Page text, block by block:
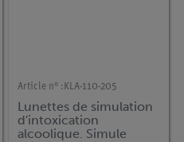
Article n° : KLA-110-205
Lunettes de simulation
d'intoxication
alcoolique. Simule